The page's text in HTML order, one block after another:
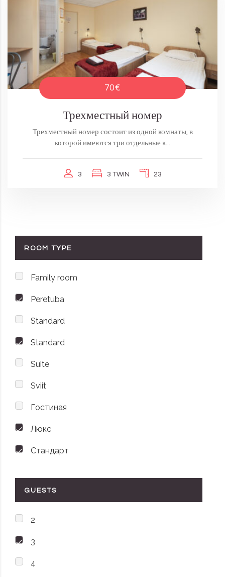
70€
Трехместный номер
Трехместный номер состоит из одной комнаты, в
которой имеются три отдельные к...
3 3 TWIN 23
ROOM TYPE
Family room
Peretuba
Standard
Standard
Suite
Sviit
Гостиная
Люкс
Стандарт
GUESTS
2
3
4